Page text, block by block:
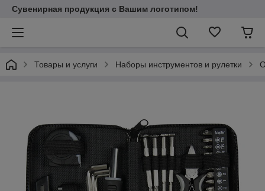
Сувенирная продукция с Вашим логотипом!
Товары и услуги Наборы инструментов и рулетки